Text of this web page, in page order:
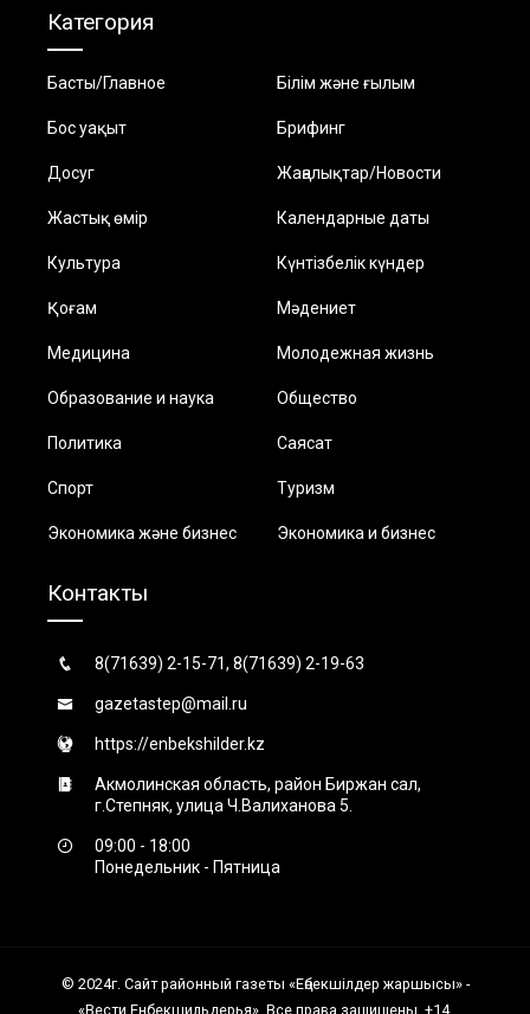
Категория
Басты/Главное Білім және ғылым
Бос уақыт Брифинг
Досуг Жаңалықтар/Новости
Жастық өмір Календарные даты
Культура Күнтізбелік күндер
Қоғам Мәдениет
Медицина Молодежная жизнь
Образование и наука Общество
Политика Саясат
Спорт Туризм
Экономика және бизнес Экономика и бизнес
Контакты
8(71639) 2-15-71, 8(71639) 2-19-63
gazetastep@mail.ru
https://enbekshilder.kz
Акмолинская область, район Биржан сал,
г.Степняк, улица Ч.Валиханова 5.
09:00 - 18:00
Понедельник - Пятница
© 2024г. Сайт районный газеты «Еңбекшiлдер жаршысы» -
«Вести Енбекшильдерья». Все права защищены. +14.